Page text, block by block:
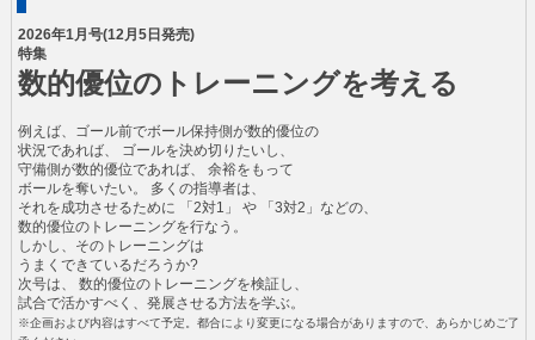
2026年1月号(12月5日発売)
特集
数的優位のトレーニングを考える
例えば、ゴール前でボール保持側が数的優位の
状況であれば、 ゴールを決め切りたいし、
守備側が数的優位であれば、 余裕をもって
ボールを奪いたい。 多くの指導者は、
それを成功させるために 「2対1」 や 「3対2」などの、
数的優位のトレーニングを行なう。
しかし、そのトレーニングは
うまくできているだろうか?
次号は、 数的優位のトレーニングを検証し、
試合で活かすべく、発展させる方法を学ぶ。
※企画および内容はすべて予定。都合により変更になる場合がありますので、あらかじめご了